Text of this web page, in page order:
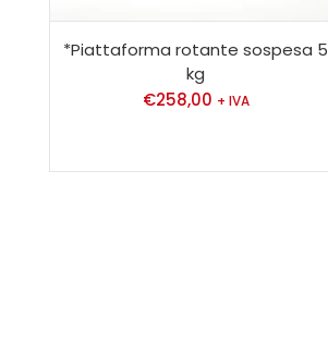
*Piattaforma rotante sospesa 5
kg
€258,00 + IVA